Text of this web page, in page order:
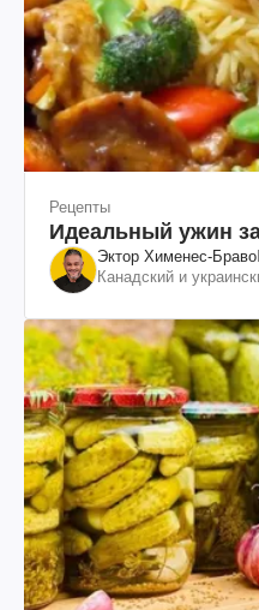
Рецепты
Идеальный ужин
Эктор Хименес-Браво
Канадский и